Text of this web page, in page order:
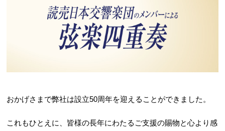
おかげさまで弊社は設立50周年を迎えることができました。
これもひとえに、皆様の長年にわたるご支援の賜物と心より感